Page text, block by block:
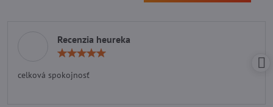
Recenzia heureka
celková spokojnosť